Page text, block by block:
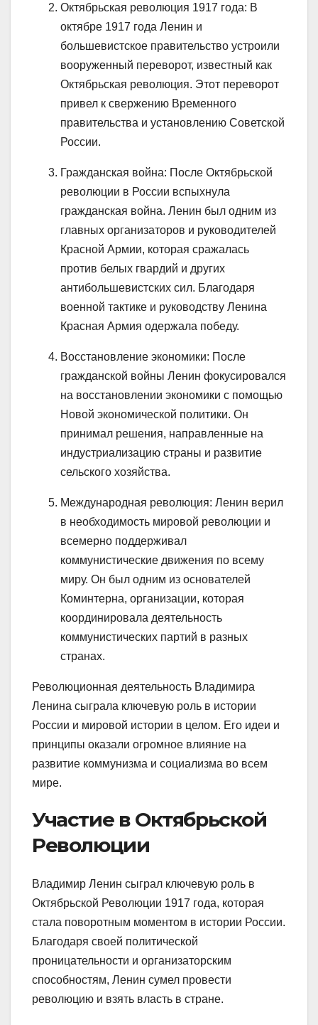
Октябрьская революция 1917 года: В
октябре 1917 года Ленин и
большевистское правительство устроили
вооруженный переворот, известный как
Октябрьская революция. Этот переворот
привел к свержению Временного
правительства и установлению Советской
России.
Гражданская война: После Октябрьской
революции в России вспыхнула
гражданская война. Ленин был одним из
главных организаторов и руководителей
Красной Армии, которая сражалась
против белых гвардий и других
антибольшевистских сил. Благодаря
военной тактике и руководству Ленина
Красная Армия одержала победу.
Восстановление экономики: После
гражданской войны Ленин фокусировался
на восстановлении экономики с помощью
Новой экономической политики. Он
принимал решения, направленные на
индустриализацию страны и развитие
сельского хозяйства.
Международная революция: Ленин верил
в необходимость мировой революции и
всемерно поддерживал
коммунистические движения по всему
миру. Он был одним из основателей
Коминтерна, организации, которая
координировала деятельность
коммунистических партий в разных
странах.
Революционная деятельность Владимира
Ленина сыграла ключевую роль в истории
России и мировой истории в целом. Его идеи и
принципы оказали огромное влияние на
развитие коммунизма и социализма во всем
мире.
Участие в Октябрьской
Революции
Владимир Ленин сыграл ключевую роль в
Октябрьской Революции 1917 года, которая
стала поворотным моментом в истории России.
Благодаря своей политической
проницательности и организаторским
способностям, Ленин сумел провести
революцию и взять власть в стране.